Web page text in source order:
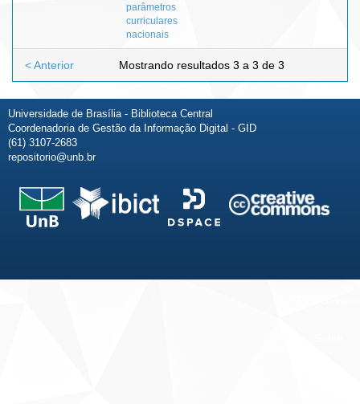
parâmetros
curriculares
nacionais
Mostrando resultados 3 a 3 de 3
< Anterior
Universidade de Brasília - Biblioteca Central
Coordenadoria de Gestão da Informação Digital - GID
(61) 3107-2683
repositorio@unb.br